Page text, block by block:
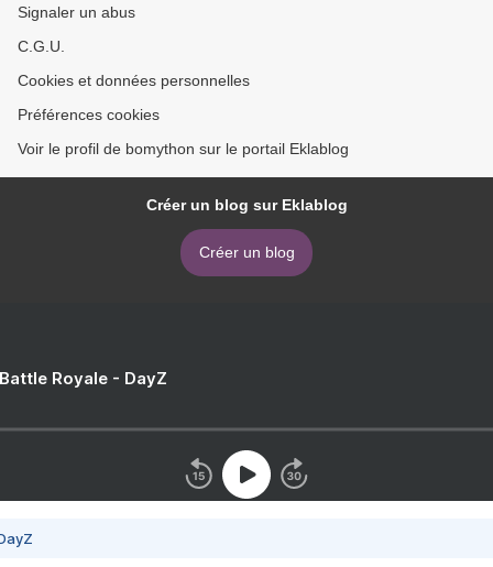
Signaler un abus
C.G.U.
Cookies et données personnelles
Préférences cookies
Voir le profil de bomython sur le portail Eklablog
Créer un blog sur Eklablog
Créer un blog
Royale - DayZ